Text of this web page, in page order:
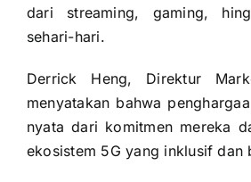
dari streaming, gaming,
sehari-hari.
Derrick Heng, Direktur
menyatakan bahwa
nyata dari komitmen mereka
ekosistem 5G yang inklusif dan